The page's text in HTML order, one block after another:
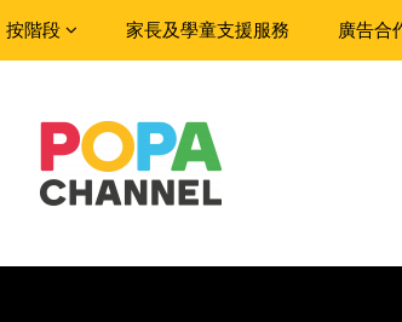
按階段 家長及學童支援服務 廣告合